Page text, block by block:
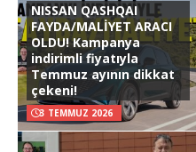
NISSAN QASHQAI
FAYDA/MALİYET ARACI
OLDU! Kampanya
indirimli fiyatıyla
Temmuz ayının dikkat
çekeni!
3 TEMMUZ 2026